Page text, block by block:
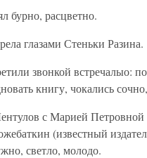
бурно, расцветно.
глазами Стеньки Разина.
звонкой встречалыо:
книгу, чокались
с Марией
(известный
светло, молодо.